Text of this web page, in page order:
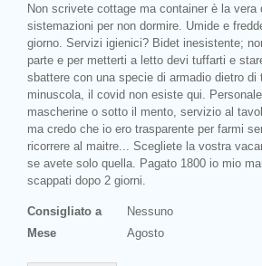
Non scrivete cottage ma container è la vera
sistemazioni per non dormire. Umide e
giorno. Servizi igienici? Bidet inesistente;
parte e per metterti a letto devi tuffarti e
sbattere con una specie di armadio dietro di
minuscola, il covid non esiste qui.
mascherine o sotto il mento, servizio al
ma credo che io ero trasparente per farmi
ricorrere al maitre... Scegliete la vostra
se avete solo quella. Pagato 1800 io mio
scappati dopo 2 giorni.
Consigliato a
Nessuno
Mese
Agosto